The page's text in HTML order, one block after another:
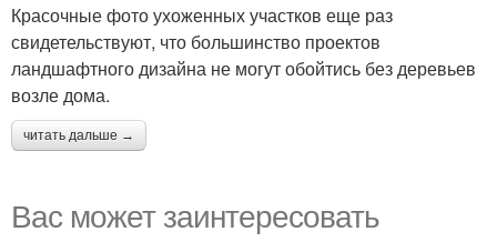
Красочные фото ухоженных участков еще раз
свидетельствуют, что большинство проектов
ландшафтного дизайна не могут обойтись без деревьев
возле дома.
читать дальше →
Вас может заинтересовать